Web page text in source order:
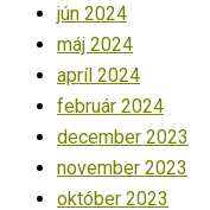
jún 2024
máj 2024
apríl 2024
február 2024
december 2023
november 2023
október 2023